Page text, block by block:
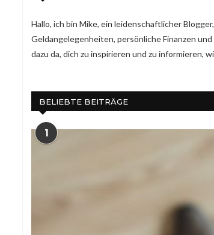
Hallo, ich bin Mike, ein leidenschaftlicher
Geldangelegenheiten, persönliche Finanzen
dazu da, dich zu inspirieren und zu informieren,
BELIEBTE BEITRÄGE
1